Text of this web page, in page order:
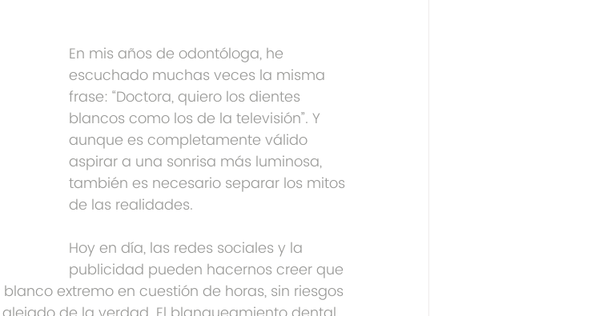
En mis años de odontóloga, he
escuchado muchas veces la misma
frase: “Doctora, quiero los dientes
blancos como los de la televisión”. Y
aunque es completamente válido
aspirar a una sonrisa más luminosa,
también es necesario separar los mitos
de las realidades.
Hoy en día, las redes sociales y la
publicidad pueden hacernos creer que
extremo en cuestión de horas, sin riesgos